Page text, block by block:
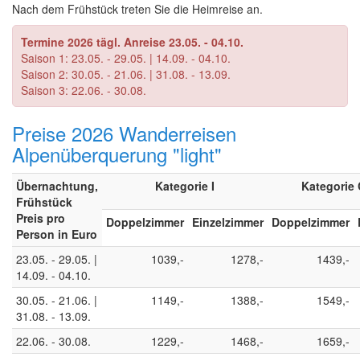
Nach dem Frühstück treten Sie die Heimreise an.
Termine 2026 tägl. Anreise 23.05. - 04.10.
Saison 1: 23.05. - 29.05. | 14.09. - 04.10.
Saison 2: 30.05. - 21.06. | 31.08. - 13.09.
Saison 3: 22.06. - 30.08.
Preise 2026 Wanderreisen
Alpenüberquerung "light"
Übernachtung,
Frühstück
Preis pro
Person in Euro
Kategorie I Kategorie
Doppelzimmer Einzelzimmer Doppelzimmer
23.05. - 29.05. |
14.09. - 04.10.
1039,- 1278,- 1439,-
30.05. - 21.06. |
31.08. - 13.09.
1149,- 1388,- 1549,-
22.06. - 30.08. 1229,- 1468,-
1659,-